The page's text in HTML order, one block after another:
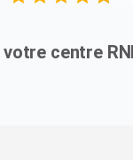
centre